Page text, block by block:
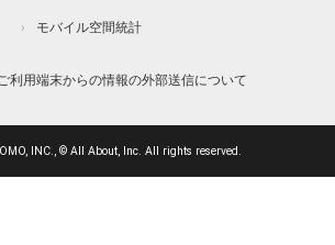
モバイル空間統計
利用端末からの情報の外部送信について
INC., © All About, Inc. All rights reserved.